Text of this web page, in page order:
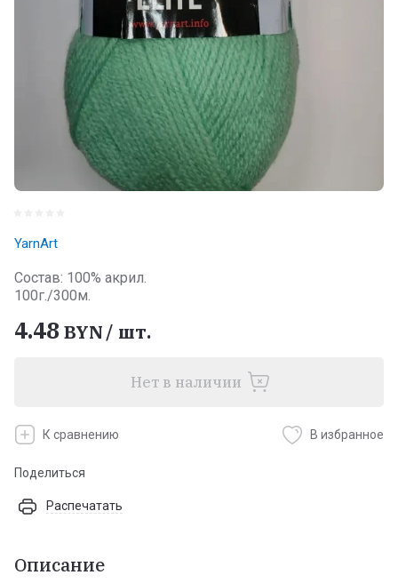
YarnArt
Состав: 100% акрил.
100г./300м.
4.48 BYN/ шт.
Нет в наличии
К сравнению В избранное
Поделиться
Распечатать
Описание